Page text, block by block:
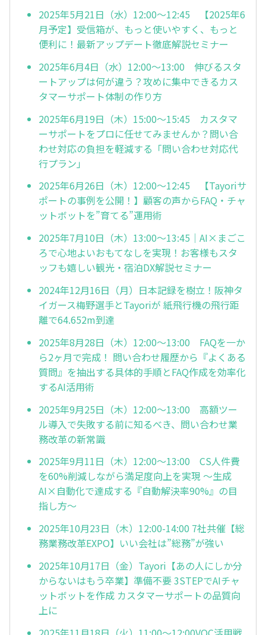
2025年5月21日（水）12:00～12:45 【2025年6
月予定】受信箱が、もっと使いやすく、もっと
便利に！最新アップデート徹底解説セミナー
2025年6月4日（水）12:00～13:00 伸びるスタ
ートアップは何が違う？攻めに集中できるカス
タマーサポート体制の作り方
2025年6月19日（木）15:00～15:45 カスタマ
ーサポートをプロに任せてみませんか？問い合
わせ対応の負担を軽減する「問い合わせ対応代
行プラン」
2025年6月26日（木）12:00～12:45 【Tayoriサ
ポートの事例を公開！】顧客の声からFAQ・チャ
ットボットを”育てる”運用術
2025年7月10日（木）13:00～13:45｜AI×まごこ
ろで心地よいおもてなしを実現！お客様もスタ
ッフも嬉しい観光・宿泊DX解説セミナー
2024年12月16日（月）日本記録を樹立！阪神タ
イガース梅野選手とTayoriが 紙飛行機の飛行距
離で64.652m到達
2025年8月28日（木）12:00～13:00 FAQを一か
ら2ヶ月で完成！ 問い合わせ履歴から『よくある
質問』を抽出する具体的手順とFAQ作成を効率化
するAI活用術
2025年9月25日（木）12:00～13:00 高額ツー
ル導入で失敗する前に知るべき、問い合わせ業
務改革の新常識
2025年9月11日（木）12:00～13:00 CS人件費
を60%削減しながら満足度向上を実現 〜生成
AI×自動化で達成する『自動解決率90%』の目
指し方〜
2025年10月23日（木）12:00-14:00 7社共催【総
務業務改革EXPO】いい会社は”総務”が強い
2025年10月17日（金）Tayori【あの人にしか分
からないはもう卒業】準備不要 3STEPでAIチャ
ットボットを作成 カスタマーサポートの品質向
上に